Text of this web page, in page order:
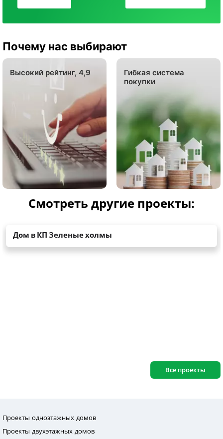
Почему нас выбирают
Высокий рейтинг, 4,9
Гибкая система
покупки
Смотреть другие проекты:
Все проекты
Проекты одноэтажных домов
Проекты двухэтажных домов